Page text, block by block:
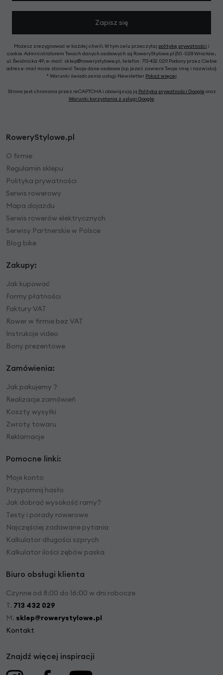
Zapisz się
Możesz zrezygnować w każdej chwili. W tym celu przeczytaj politykę prywatności i
cookie. Administratorem Twoich danych osobowych są RoweryStylowe.pl (50-028 Wrocław,
ul. Świdnicka 49; e-mail: sklep@rowerystylowe.pl, telefon: 713 432 029. Podany przez Ciebie
adres e-mail może stanowić Twoje dane osobowe (np. jeżeli zawiera Twoje imię i nazwisko).
* Warunki świadczenia usługi Newsletter Pokaż więcej
Strona jest chroniona przez reCAPTCHA i obowiązują ją Polityka prywatności Google oraz
Warunki korzystania z usługi Google.
RoweryStylowe.pl
O firmie
Regulamin sklepu
Polityka prywatności
Serwis rowerowy
Mapa dojazdu
Serwis rowerów elektrycznych
Serwisy Partnerskie w Polsce
Blog bike
Zakupy:
Jak kupować
Formy płatności
Faktury VAT
Rower w firmie bez VAT
Instrukcje video
Bony prezentowe
Zamówienia:
Jak pakujemy ?
Realizacje zamówień
Koszty wysyłki
Zwroty towaru
Reklamacje
Pomocne linki:
Moje konto
Przypomnij hasło
Jak dobrać wysokość ramy?
Testy i porady rowerowe
Najczęściej zadawane pytania
Kalkulator długości szprych
Kalkulator ilości zębów paska
Biuro obsługi klienta
Czynne od 8:00 do 16:00 w dni robocze
T. 713 432 029
M. sklep@rowerystylowe.pl
Kontakt
Znajdź więcej inspiracji